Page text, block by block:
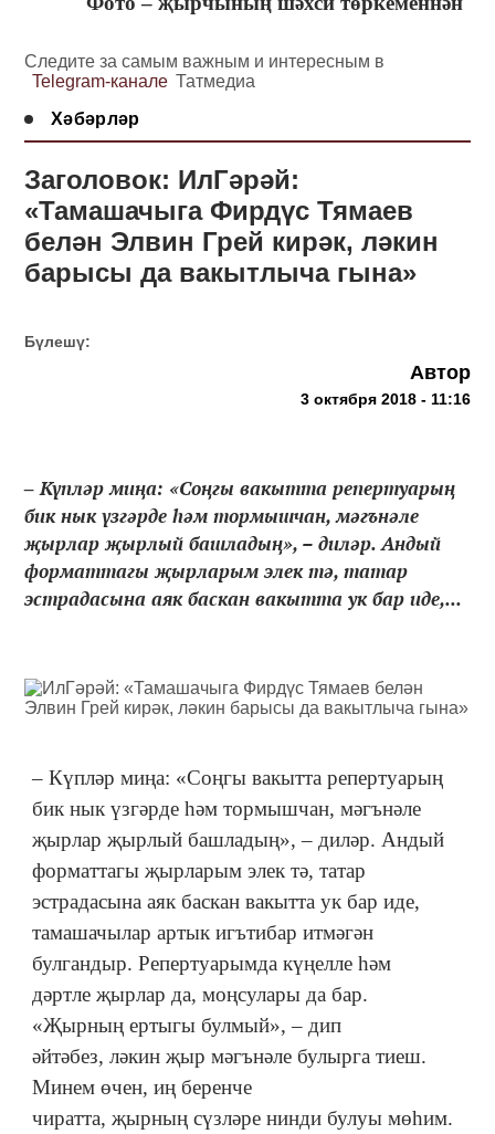
Следите за самым важным и интересным в
Telegram-канале Татмедиа
Хәбәрләр
Заголовок: ИлГәрәй:
«Тамашачыга Фирдүс Тямаев
белән Элвин Грей кирәк, ләкин
барысы да вакытлыча гына»
Бүлешү:
Автор
3 октября 2018 - 11:16
‒ Күпләр миңа: «Соңгы вакытта репертуарың
бик нык үзгәрде һәм тормышчан, мәгънәле
җырлар җырлый башладың», – диләр. Андый
форматтагы җырларым элек тә, татар
эстрадасына аяк баскан вакытта ук бар иде,...
‒ Күпләр миңа: «Соңгы вакытта репертуарың
бик нык үзгәрде һәм тормышчан, мәгънәле
җырлар җырлый башладың», – диләр. Андый
форматтагы җырларым элек тә, татар
эстрадасына аяк баскан вакытта ук бар иде,
тамашачылар артык игътибар итмәгән
булгандыр. Репертуарымда күңелле һәм
дәртле җырлар да, моңсулары да бар.
«Җырның ертыгы булмый», – дип
әйтәбез, ләкин җыр мәгънәле булырга тиеш.
Минем өчен, иң беренче
чиратта, җырның сүзләре нинди булуы мөһим.